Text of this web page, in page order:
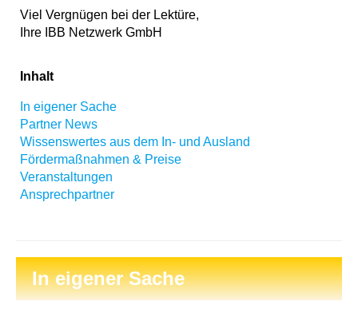
Viel Vergnügen bei der Lektüre,
Ihre IBB Netzwerk GmbH
Inhalt
In eigener Sache
Partner News
Wissenswertes aus dem In- und Ausland
Fördermaßnahmen & Preise
Veranstaltungen
Ansprechpartner
In eigener Sache